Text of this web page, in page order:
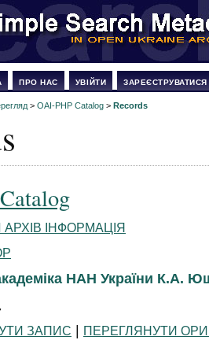
ПРО НАС УВІЙТИ ЗАРЕЄСТРУВАТИСЯ
> OAI-PHP Catalog > Records
ІНФОРМАЦІЯ
НАН України К.А.
ЗАПИС | ПЕРЕГЛЯНУТИ